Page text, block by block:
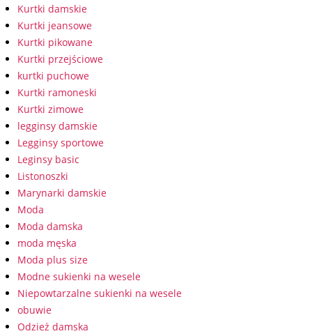
Kurtki damskie
Kurtki jeansowe
Kurtki pikowane
Kurtki przejściowe
kurtki puchowe
Kurtki ramoneski
Kurtki zimowe
legginsy damskie
Legginsy sportowe
Leginsy basic
Listonoszki
Marynarki damskie
Moda
Moda damska
moda męska
Moda plus size
Modne sukienki na wesele
Niepowtarzalne sukienki na wesele
obuwie
Odzież damska